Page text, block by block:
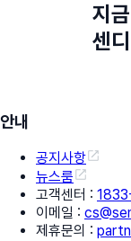
지
센
안내
공지사항
뉴스룸
고객센터 :
이메일 :
제휴문의 :